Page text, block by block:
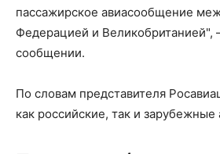
пассажирское авиасообщение
Федерацией и Великобританией",
сообщении.
По словам представителя
как российские, так и зарубежные